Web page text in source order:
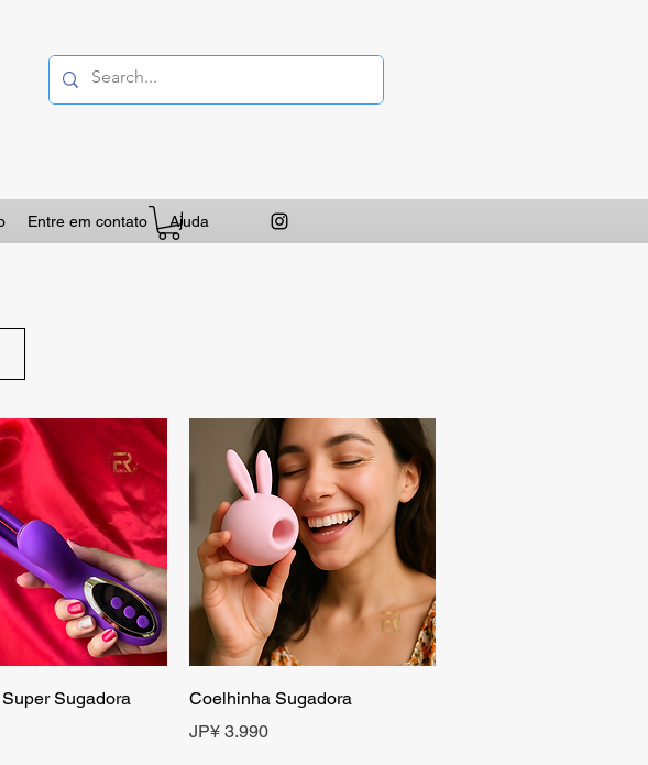
Entre em contato Ajuda
rápida
Sugadora
Visualização rápida
Coelhinha Sugadora
Preço
JP¥ 3.990